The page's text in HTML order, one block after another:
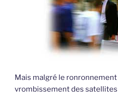
Mais malgré le
vrombissement des